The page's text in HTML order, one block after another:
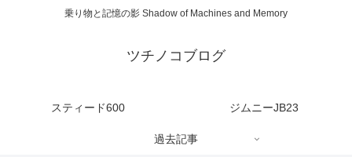
乗り物と記憶の影 Shadow of Machines and Memory
ツチノコブログ
スティード600 ジムニーJB23
過去記事